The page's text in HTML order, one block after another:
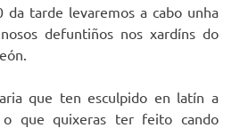
da tarde levaremos a cabo unha
defuntiños nos xardíns do
que ten esculpido en latín a
que quixeras ter feito cando